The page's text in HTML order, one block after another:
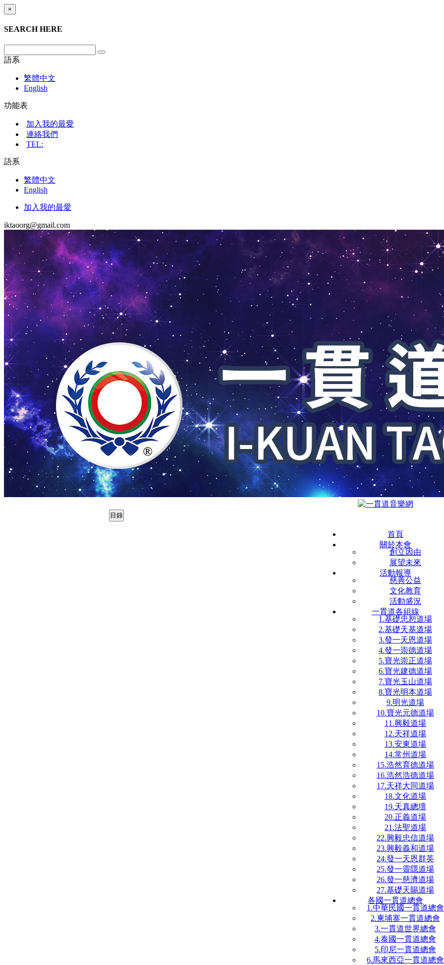
×
SEARCH HERE
語系
繁體中文
English
功能表
加入我的最愛
連絡我們
TEL:
語系
繁體中文
English
加入我的最愛
iktaoorg@gmail.com
目錄
首頁
關於本會
創立因由
展望未來
活動報導
慈善公益
文化教育
活動盛況
一貫道各組線
1.基礎忠恕道場
2.基礎天基道場
3.發一天恩道場
4.發一崇德道場
5.寶光崇正道場
6.寶光建德道場
7.寶光玉山道場
8.寶光明本道場
9.明光道場
10.寶光元德道場
11.興毅道場
12.天祥道場
13.安東道場
14.常州道場
15.浩然育德道場
16.浩然浩德道場
17.天祥大同道場
18.文化道場
19.天真總壇
20.正義道場
21.法聖道場
22.興毅忠信道場
23.興毅義和道場
24.發一天恩群英
25.發一靈隱道場
26.發一慈濟道場
27.基礎天賜道場
各國一貫道總會
1.中華民國一貫道總會
2.柬埔寨一貫道總會
3.一貫道世界總會
4.泰國一貫道總會
5.印尼一貫道總會
6.馬來西亞一貫道總會